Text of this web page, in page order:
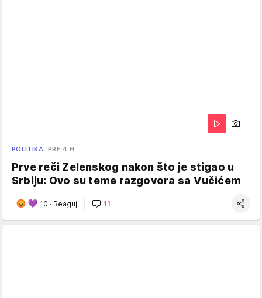
POLITIKA PRE 4 H
Prve reči Zelenskog nakon što je stigao u
Srbiju: Ovo su teme razgovora sa Vučićem
10 · Reaguj 11